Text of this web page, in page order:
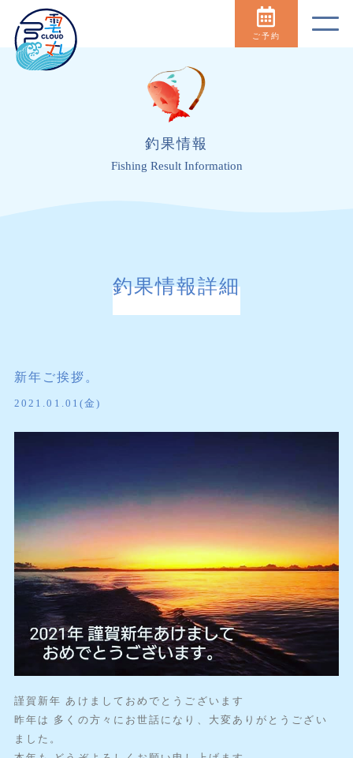
ご予約
釣果情報
Fishing Result Information
釣果情報詳細
新年ご挨拶。
2021.01.01(金)
謹賀新年 あけましておめでとうございます
昨年は 多くの方々にお世話になり、大変ありがとうござい
ました。